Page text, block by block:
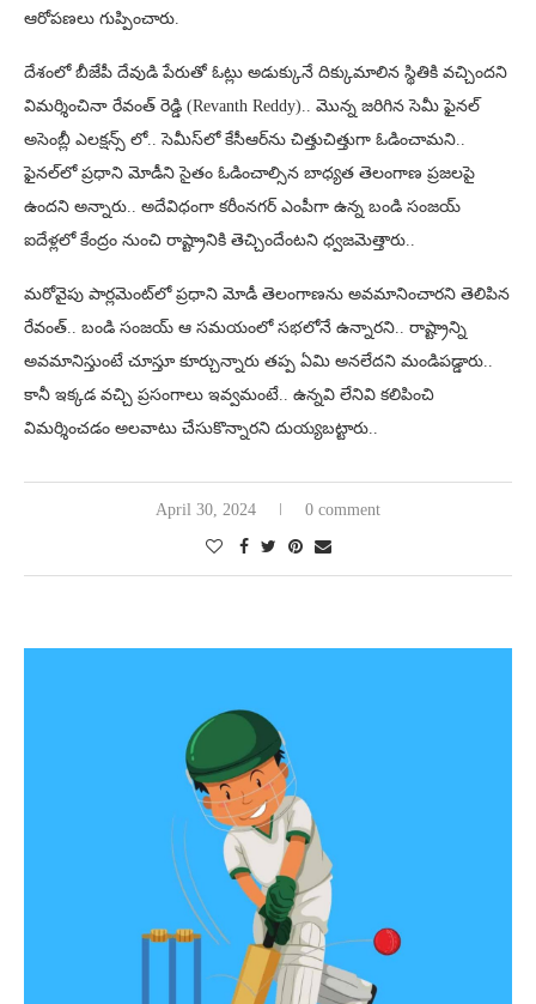
ఆరోపణలు గుప్పించారు.
దేశంలో బీజేపీ దేవుడి పేరుతో ఓట్లు అడుక్కునే దిక్కుమాలిన స్థితికి వచ్చిందని
విమర్శించినా రేవంత్ రెడ్డి (Revanth Reddy).. మొన్న జరిగిన సెమీ ఫైనల్
అసెంబ్లీ ఎలక్షన్స్ లో.. సెమీస్‌లో కేసీఆర్‌ను చిత్తుచిత్తుగా ఓడించామని..
ఫైనల్‌లో ప్రధాని మోడీని సైతం ఓడించాల్సిన బాధ్యత తెలంగాణ ప్రజలపై
ఉందని అన్నారు.. అదేవిధంగా కరీంనగర్ ఎంపీగా ఉన్న బండి సంజయ్
ఐదేళ్లలో కేంద్రం నుంచి రాష్ట్రానికి తెచ్చిందేంటని ధ్వజమెత్తారు..
మరోవైపు పార్లమెంట్‌లో ప్రధాని మోడీ తెలంగాణను అవమానించారని తెలిపిన
రేవంత్.. బండి సంజయ్ ఆ సమయంలో సభలోనే ఉన్నారని.. రాష్ట్రాన్ని
అవమానిస్తుంటే చూస్తూ కూర్చున్నారు తప్ప ఏమి అనలేదని మండిపడ్డారు..
కానీ ఇక్కడ వచ్చి ప్రసంగాలు ఇవ్వమంటే.. ఉన్నవి లేనివి కలిపించి
విమర్శించడం అలవాటు చేసుకొన్నారని దుయ్యబట్టారు..
April 30, 2024 0 comment